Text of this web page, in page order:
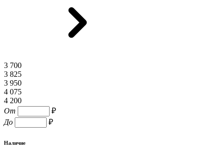
3 700
3 825
3 950
4 075
4 200
От
₽
До
₽
Наличие